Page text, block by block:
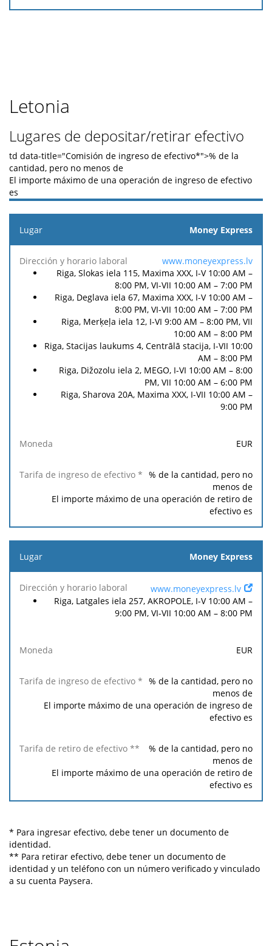
Letonia
Lugares de depositar/retirar efectivo
td data-title="Comisión de ingreso de efectivo*">% de la
cantidad, pero no menos de
El importe máximo de una operación de ingreso de efectivo
es
Lugar
Dirección
y horario
Moneda
Tarifa
ingreso
de
efectivo
*
Tarifa
de
retiro
de
efectivo
**
Money Express
www.moneyexpress.lv
Riga, Slokas iela 115, Maxima XXX, I-V 10:00 AM –
8:00 PM, VI-VII 10:00 AM – 7:00 PM
Riga, Deglava iela 67, Maxima XXX, I-V 10:00 AM –
8:00 PM, VI-VII 10:00 AM – 7:00 PM
Riga, Merķeļa iela 12, I-VI 9:00 AM – 8:00 PM, VII
10:00 AM – 8:00 PM
Riga, Stacijas laukums 4, Centrālā stacija, I-VII 10:00
AM – 8:00 PM
Riga, Dižozolu iela 2, MEGO, I-VI 10:00 AM – 8:00
PM, VII 10:00 AM – 6:00 PM
Riga, Sharova 20A, Maxima XXX, I-VII 10:00 AM –
9:00 PM
EUR
% de la cantidad, pero no
menos de
El importe máximo de una operación de retiro de
efectivo es
Money Express
www.moneyexpress.lv
Riga, Latgales iela 257, AKROPOLE, I-V 10:00 AM –
9:00 PM, VI-VII 10:00 AM – 8:00 PM
EUR
% de la cantidad, pero no
menos de
El importe máximo de una operación de ingreso de
efectivo es
% de la cantidad, pero no
menos de
El importe máximo de una operación de retiro de
efectivo es
* Para ingresar efectivo, debe tener un documento de
identidad.
** Para retirar efectivo, debe tener un documento de
identidad y un teléfono con un número verificado y vinculado
a su cuenta Paysera.